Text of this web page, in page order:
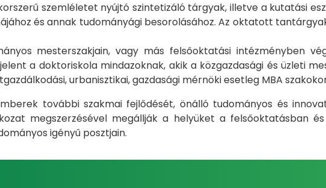
szemléletet nyújtó szintetizáló tárgyak, illetve a kutatási
és annak tudományági besorolásához. Az oktatott
mesterszakjain, vagy más felsőoktatási intézményben
a doktoriskola mindazoknak, akik a közgazdasági és üzleti
urbanisztikai, gazdasági mérnöki esetleg MBA
további szakmai fejlődését, önálló tudományos és
megszerzésével megállják a helyüket a felsőoktatásban
igényű posztjain.